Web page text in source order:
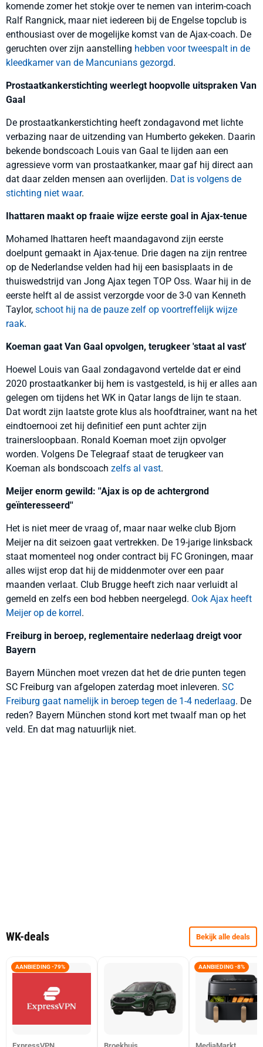
komende zomer het stokje over te nemen van interim-coach
Ralf Rangnick, maar niet iedereen bij de Engelse topclub is
enthousiast over de mogelijke komst van de Ajax-coach. De
geruchten over zijn aanstelling hebben voor tweespalt in de
kleedkamer van de Mancunians gezorgd.
Prostaatkankerstichting weerlegt hoopvolle uitspraken Van
Gaal
De prostaatkankerstichting heeft zondagavond met lichte
verbazing naar de uitzending van Humberto gekeken. Daarin
bekende bondscoach Louis van Gaal te lijden aan een
agressieve vorm van prostaatkanker, maar gaf hij direct aan
dat daar zelden mensen aan overlijden. Dat is volgens de
stichting niet waar.
Ihattaren maakt op fraaie wijze eerste goal in Ajax-tenue
Mohamed Ihattaren heeft maandagavond zijn eerste
doelpunt gemaakt in Ajax-tenue. Drie dagen na zijn rentree
op de Nederlandse velden had hij een basisplaats in de
thuiswedstrijd van Jong Ajax tegen TOP Oss. Waar hij in de
eerste helft al de assist verzorgde voor de 3-0 van Kenneth
Taylor, schoot hij na de pauze zelf op voortreffelijk wijze
raak.
Koeman gaat Van Gaal opvolgen, terugkeer 'staat al vast'
Hoewel Louis van Gaal zondagavond vertelde dat er eind
2020 prostaatkanker bij hem is vastgesteld, is hij er alles aan
gelegen om tijdens het WK in Qatar langs de lijn te staan.
Dat wordt zijn laatste grote klus als hoofdtrainer, want na het
eindtoernooi zet hij definitief een punt achter zijn
trainersloopbaan. Ronald Koeman moet zijn opvolger
worden. Volgens De Telegraaf staat de terugkeer van
Koeman als bondscoach zelfs al vast.
Meijer enorm gewild: ''Ajax is op de achtergrond
geïnteresseerd''
Het is niet meer de vraag of, maar naar welke club Bjorn
Meijer na dit seizoen gaat vertrekken. De 19-jarige linksback
staat momenteel nog onder contract bij FC Groningen, maar
alles wijst erop dat hij de middenmoter over een paar
maanden verlaat. Club Brugge heeft zich naar verluidt al
gemeld en zelfs een bod hebben neergelegd. Ook Ajax heeft
Meijer op de korrel.
Freiburg in beroep, reglementaire nederlaag dreigt voor
Bayern
Bayern München moet vrezen dat het de drie punten tegen
SC Freiburg van afgelopen zaterdag moet inleveren. SC
Freiburg gaat namelijk in beroep tegen de 1-4 nederlaag. De
reden? Bayern München stond kort met twaalf man op het
veld. En dat mag natuurlijk niet.
WK-deals Bekijk alle deals
AANBIEDING -79% AANBIEDING -8%